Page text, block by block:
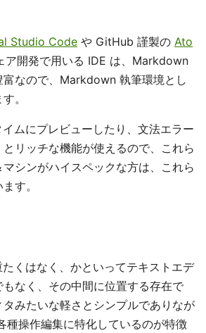
Studio Code や GitHub 謹製の Ato
ア開発で用いる IDE は、Markdown
富なので、Markdown 執筆環境とし
。
ムにプレビューしたり、文法エラー
リッチな機能が使えるので、これら
シンがハイスペックな方は、これら
す。
くはなく、かといってテキストエデ
もなく、その中間に位置する存在で
みたいな軽さとシンプルでありなが
種操作編集に特化しているのが特徴